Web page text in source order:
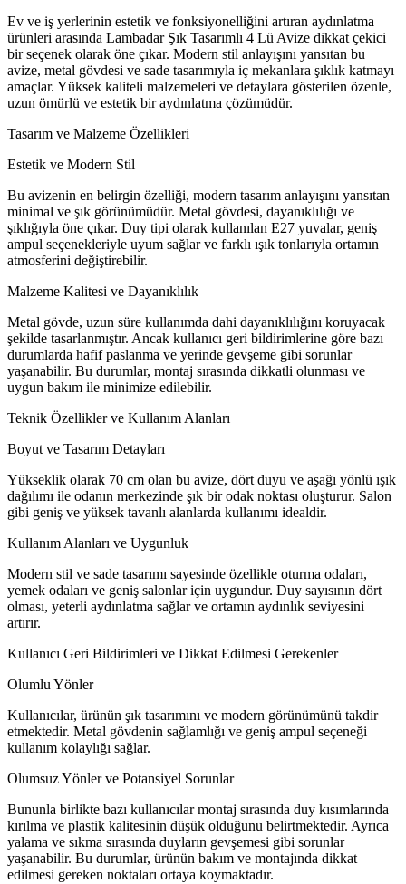
Ev ve iş yerlerinin estetik ve fonksiyonelliğini artıran aydınlatma
ürünleri arasında Lambadar Şık Tasarımlı 4 Lü Avize dikkat çekici
bir seçenek olarak öne çıkar. Modern stil anlayışını yansıtan bu
avize, metal gövdesi ve sade tasarımıyla iç mekanlara şıklık katmayı
amaçlar. Yüksek kaliteli malzemeleri ve detaylara gösterilen özenle,
uzun ömürlü ve estetik bir aydınlatma çözümüdür.
Tasarım ve Malzeme Özellikleri
Estetik ve Modern Stil
Bu avizenin en belirgin özelliği, modern tasarım anlayışını yansıtan
minimal ve şık görünümüdür. Metal gövdesi, dayanıklılığı ve
şıklığıyla öne çıkar. Duy tipi olarak kullanılan E27 yuvalar, geniş
ampul seçenekleriyle uyum sağlar ve farklı ışık tonlarıyla ortamın
atmosferini değiştirebilir.
Malzeme Kalitesi ve Dayanıklılık
Metal gövde, uzun süre kullanımda dahi dayanıklılığını koruyacak
şekilde tasarlanmıştır. Ancak kullanıcı geri bildirimlerine göre bazı
durumlarda hafif paslanma ve yerinde gevşeme gibi sorunlar
yaşanabilir. Bu durumlar, montaj sırasında dikkatli olunması ve
uygun bakım ile minimize edilebilir.
Teknik Özellikler ve Kullanım Alanları
Boyut ve Tasarım Detayları
Yükseklik olarak 70 cm olan bu avize, dört duyu ve aşağı yönlü ışık
dağılımı ile odanın merkezinde şık bir odak noktası oluşturur. Salon
gibi geniş ve yüksek tavanlı alanlarda kullanımı idealdir.
Kullanım Alanları ve Uygunluk
Modern stil ve sade tasarımı sayesinde özellikle oturma odaları,
yemek odaları ve geniş salonlar için uygundur. Duy sayısının dört
olması, yeterli aydınlatma sağlar ve ortamın aydınlık seviyesini
artırır.
Kullanıcı Geri Bildirimleri ve Dikkat Edilmesi Gerekenler
Olumlu Yönler
Kullanıcılar, ürünün şık tasarımını ve modern görünümünü takdir
etmektedir. Metal gövdenin sağlamlığı ve geniş ampul seçeneği
kullanım kolaylığı sağlar.
Olumsuz Yönler ve Potansiyel Sorunlar
Bununla birlikte bazı kullanıcılar montaj sırasında duy kısımlarında
kırılma ve plastik kalitesinin düşük olduğunu belirtmektedir. Ayrıca
yalama ve sıkma sırasında duyların gevşemesi gibi sorunlar
yaşanabilir. Bu durumlar, ürünün bakım ve montajında dikkat
edilmesi gereken noktaları ortaya koymaktadır.